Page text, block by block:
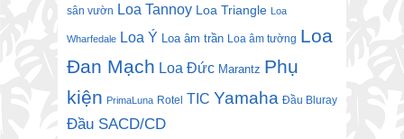
sân vườn Loa Tannoy Loa Triangle Loa
Wharfedale Loa Ý Loa âm trần Loa âm tường Loa
Đan Mạch Loa Đức Marantz Phụ
kiện PrimaLuna Rotel TIC Yamaha Đầu Bluray
Đầu SACD/CD